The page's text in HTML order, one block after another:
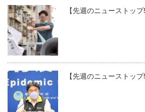
【先週のニューストップ
【先週のニューストップ